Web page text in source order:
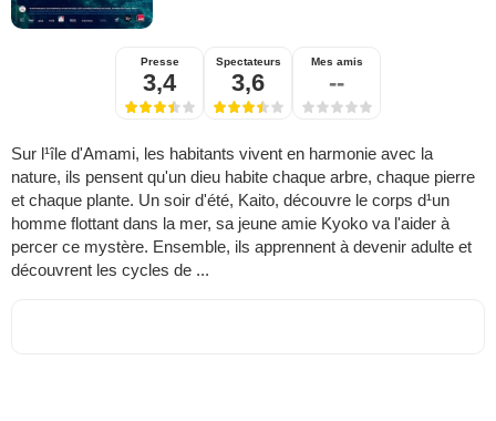
Presse
3,4
Spectateurs
3,6
Mes amis
--
Sur l¹île d'Amami, les habitants vivent en harmonie avec la
nature, ils pensent qu'un dieu habite chaque arbre, chaque pierre
et chaque plante. Un soir d'été, Kaito, découvre le corps d¹un
homme flottant dans la mer, sa jeune amie Kyoko va l'aider à
percer ce mystère. Ensemble, ils apprennent à devenir adulte et
découvrent les cycles de ...